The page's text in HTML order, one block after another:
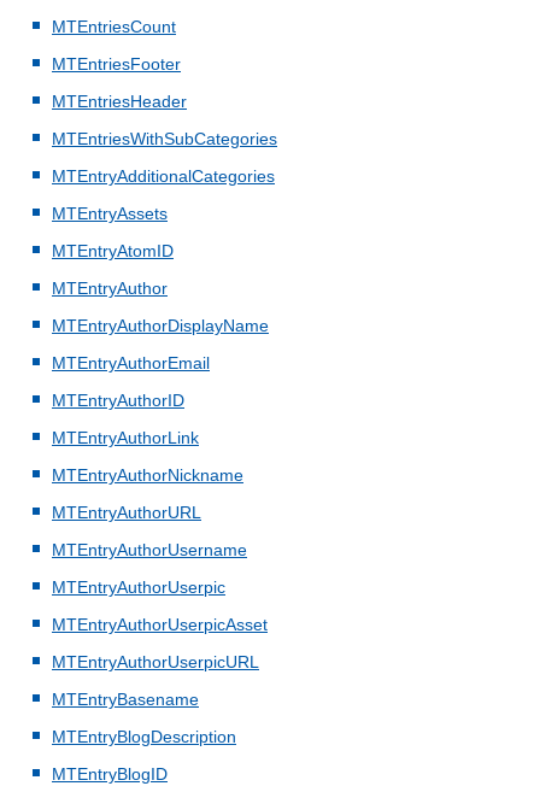
MTEntriesCount
MTEntriesFooter
MTEntriesHeader
MTEntriesWithSubCategories
MTEntryAdditionalCategories
MTEntryAssets
MTEntryAtomID
MTEntryAuthor
MTEntryAuthorDisplayName
MTEntryAuthorEmail
MTEntryAuthorID
MTEntryAuthorLink
MTEntryAuthorNickname
MTEntryAuthorURL
MTEntryAuthorUsername
MTEntryAuthorUserpic
MTEntryAuthorUserpicAsset
MTEntryAuthorUserpicURL
MTEntryBasename
MTEntryBlogDescription
MTEntryBlogID